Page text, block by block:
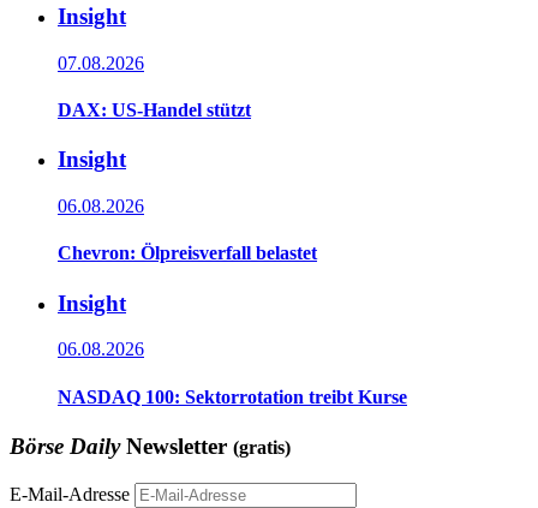
Insight
07.08.2026
DAX: US-Handel stützt
Insight
06.08.2026
Chevron: Ölpreisverfall belastet
Insight
06.08.2026
NASDAQ 100: Sektorrotation treibt Kurse
Börse DailyNewsletter (gratis)
E-Mail-Adresse